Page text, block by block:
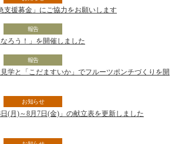
支援募金」にご協力をお願いします
報告
ろう！」を開催しました
報告
見学と「こだますいか」でフルーツポンチづくりを開
お知らせ
(月)～8月7日(金)」の献立表を更新しました